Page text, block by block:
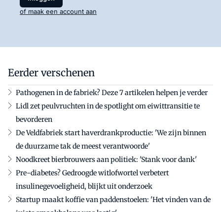
of maak een account aan
Eerder verschenen
Pathogenen in de fabriek? Deze 7 artikelen helpen je verder
Lidl zet peulvruchten in de spotlight om eiwittransitie te
bevorderen
De Veldfabriek start haverdrankproductie: 'We zijn binnen
de duurzame tak de meest verantwoorde'
Noodkreet bierbrouwers aan politiek: 'Stank voor dank'
Pre-diabetes? Gedroogde witlofwortel verbetert
insulinegevoeligheid, blijkt uit onderzoek
Startup maakt koffie van paddenstoelen: 'Het vinden van de